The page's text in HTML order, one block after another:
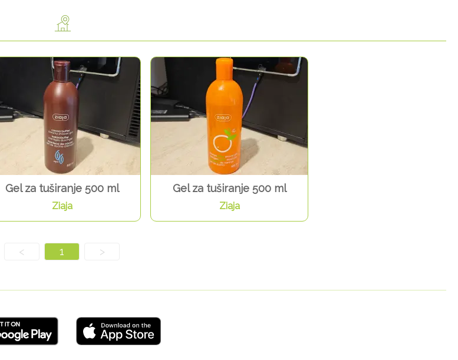
Gel za tuširanje 500 ml
Ziaja
Gel za tuširanje 500 ml
Ziaja
< 1 >